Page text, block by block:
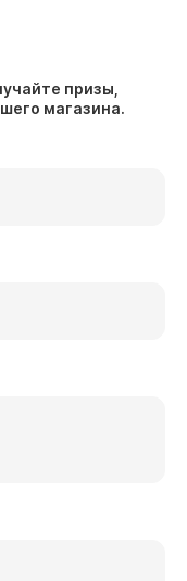
призы,
магазина.